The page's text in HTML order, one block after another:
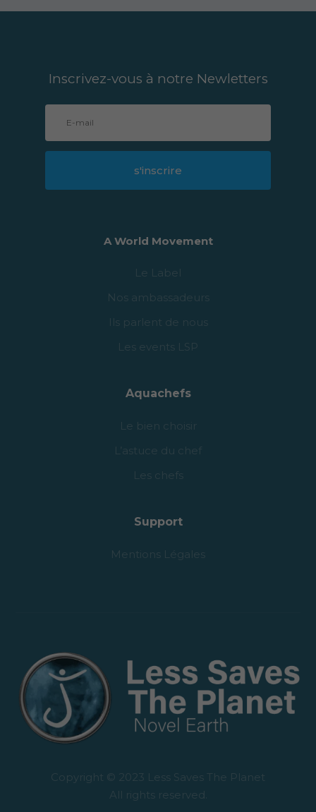
Inscrivez-vous à notre Newletters
s'inscrire
A World Movement
Le Label
Nos ambassadeurs
Ils parlent de nous
Les events LSP
Aquachefs
Le bien choisir
L’astuce du chef
Les chefs
Support
Mentions Légales
Copyright © 2023 Less Saves The Planet
All rights reserved.